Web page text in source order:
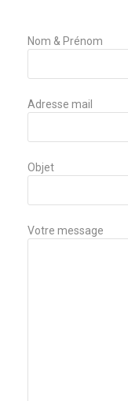
Nom & Prénom
Adresse mail
Objet
Votre message